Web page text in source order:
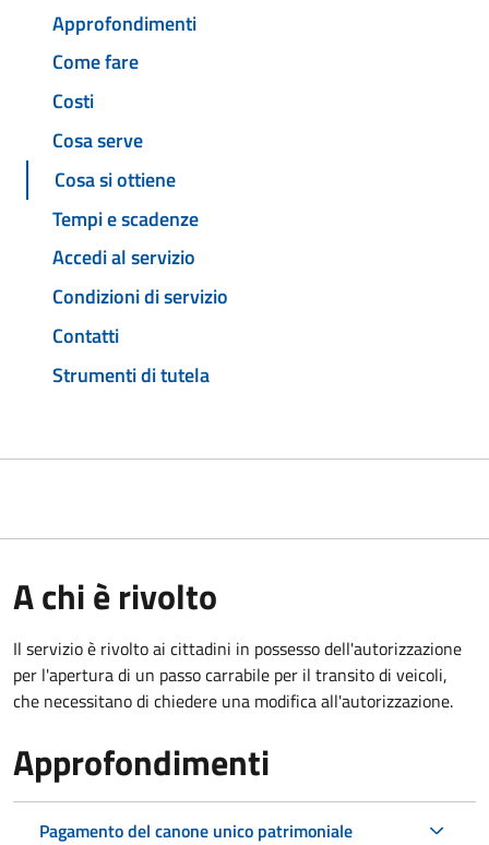
Approfondimenti
Come fare
Costi
Cosa serve
Cosa si ottiene
Tempi e scadenze
Accedi al servizio
Condizioni di servizio
Contatti
Strumenti di tutela
A chi è rivolto
Il servizio è rivolto ai cittadini in possesso dell'autorizzazione
per l'apertura di un passo carrabile per il transito di veicoli,
che necessitano di chiedere una modifica all'autorizzazione.
Approfondimenti
Pagamento del canone unico patrimoniale